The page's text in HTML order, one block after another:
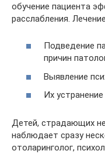
обучение пациента
расслабления.
Подведение
причин
Выявление
Их
Детей, страдающих
наблюдает сразу
отоларинголог,